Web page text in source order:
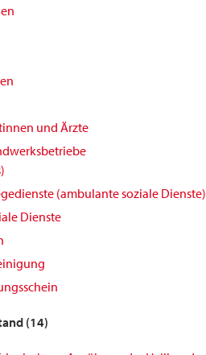
und Ärzte
(ambulante soziale Dienste)
Dienste
(14)